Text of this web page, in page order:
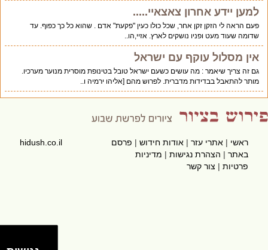
למען יידע אחרון צאצאיי.....
פעם הראה לי הזקן זקן אחר, שכל כולו כעין "פקעת" אדם . שהוא כל כך כפוף. עד
שדומה שעוד מעט ופניו נושקים לארץ. אזיי,הו..
אין מסלול עוקף עם ישראל
גם זה צריך שיאמר : מה עושים כשעם ישראל טובל בטינופת מוסרית מנוער מערכיו.
מותר להתאבל בבדידות מדברית. לפרוש מהם [אליהו ירמיה ו..
ראשי|אתרי עזר|אודות חידוש|פרסם
באתר|הצהרת נגישות|מדיניות
פרטיות|צור קשר
hidush.co.il